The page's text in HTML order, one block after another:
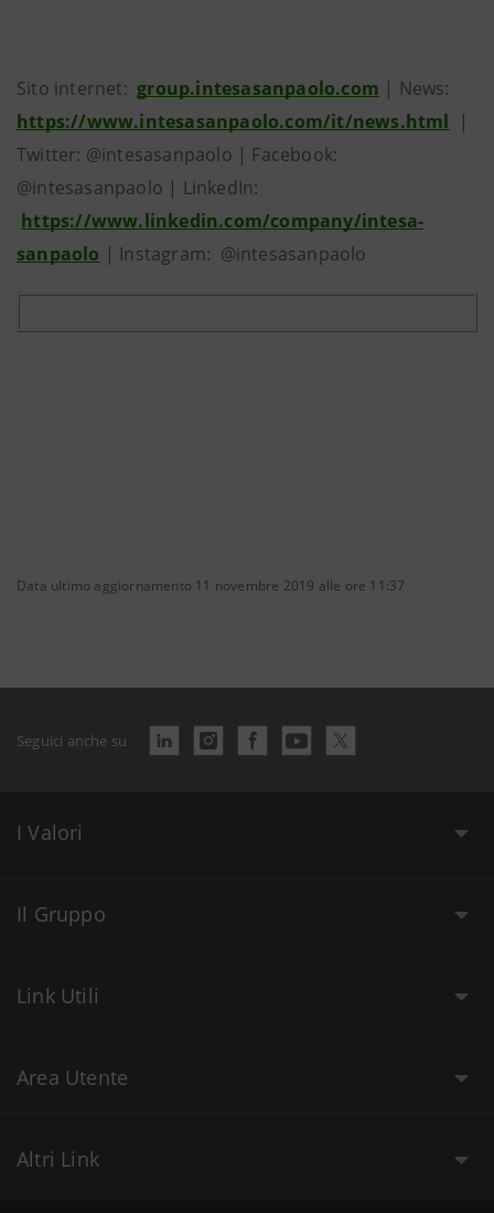
Sito internet: group.intesasanpaolo.com | News:
https://www.intesasanpaolo.com/it/news.html |
Twitter: @intesasanpaolo | Facebook:
@intesasanpaolo | LinkedIn:
https://www.linkedin.com/company/intesa-
sanpaolo | Instagram: @intesasanpaolo
Data ultimo aggiornamento 11 novembre 2019 alle ore 11:37
Seguici anche su
I Valori
Il Gruppo
Link Utili
Area Utente
Altri Link